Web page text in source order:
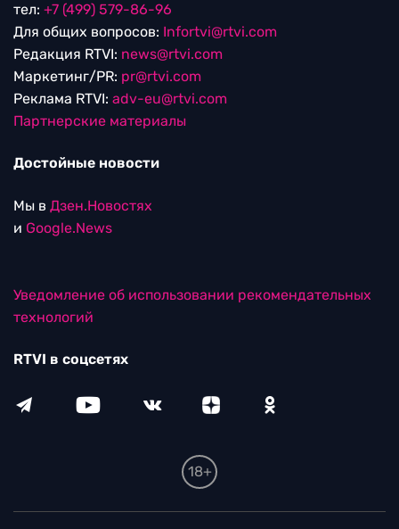
тел: +7 (499) 579-86-96
Для общих вопросов: Infortvi@rtvi.com
Редакция RTVI: news@rtvi.com
Маркетинг/PR: pr@rtvi.com
Реклама RTVI: adv-eu@rtvi.com
Партнерские материалы
Достойные новости
Мы в Дзен.Новостях
и Google.News
Уведомление об использовании рекомендательных
технологий
RTVI в соцсетях
18+